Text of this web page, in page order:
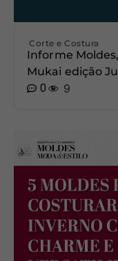
Corte e Costura
Informe
Mukai edição
0
9